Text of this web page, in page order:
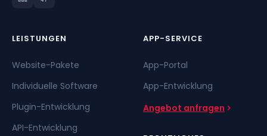
LEISTUNGEN
Website-Pakete
Individuelle Software
Plugin-Entwicklung
API-Entwicklung
APP-SERVICE
App-Portal
App-Entwicklung
Angebot anfragen